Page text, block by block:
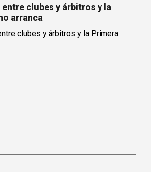
clubes y árbitros y la
arranca